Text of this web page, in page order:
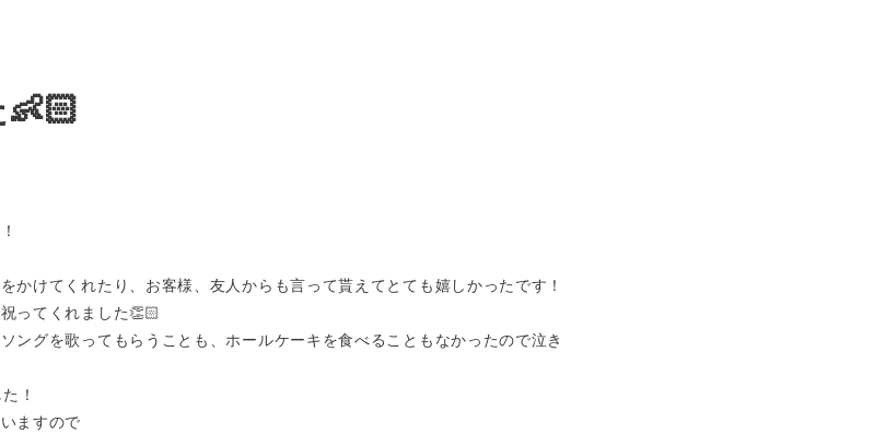
かけてくれたり、お客様、友人からも言って貰えてとても嬉しかったです！
ってくれました👏🏻
ングを歌ってもらうことも、ホールケーキを食べることもなかったので泣き
！
ますので